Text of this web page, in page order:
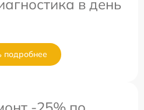
в день
подробнее